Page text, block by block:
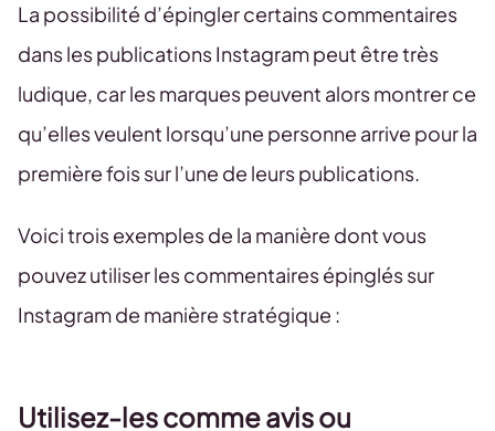
La possibilité d’épingler certains commentaires
dans les publications Instagram peut être très
ludique, car les marques peuvent alors montrer ce
qu’elles veulent lorsqu’une personne arrive pour la
première fois sur l’une de leurs publications.
Voici trois exemples de la manière dont vous
pouvez utiliser les commentaires épinglés sur
Instagram de manière stratégique :
Utilisez-les comme avis ou